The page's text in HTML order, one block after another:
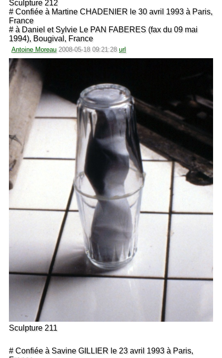
Sculpture 212
# Confiée à Martine CHADENIER le 30 avril 1993 à Paris,
France
# à Daniel et Sylvie Le PAN FABERES (fax du 09 mai
1994), Bougival, France
Antoine Moreau 2008-05-18 09:21:28 url
Sculpture 211
# Confiée à Savine GILLIER le 23 avril 1993 à Paris,